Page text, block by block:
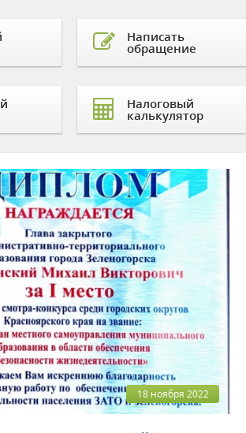
Написать
обращение
Налоговый
калькулятор
18 ноября 2022